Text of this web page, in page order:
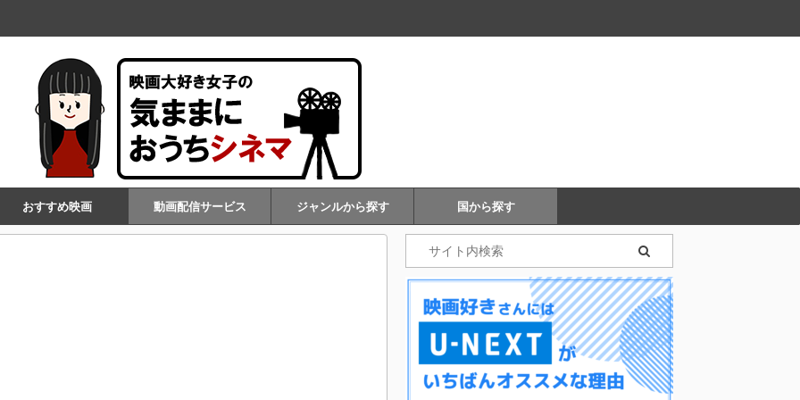
おすすめ映画 動画配信サービス ジャンルから探す 国から探す